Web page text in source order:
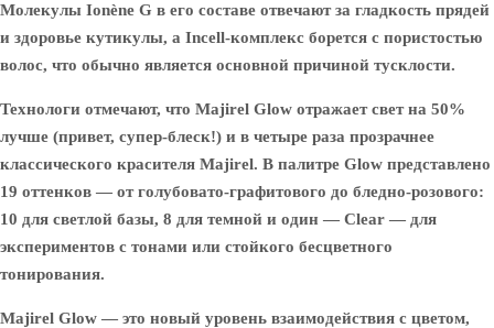
Молекулы Ionène G в его составе отвечают за гладкость прядей
и здоровье кутикулы, а Incell-комплекс борется с пористостью
волос, что обычно является основной причиной тусклости.
Технологи отмечают, что Majirel Glow отражает свет на 50%
лучше (привет, супер-блеск!) и в четыре раза прозрачнее
классического красителя Majirel. В палитре Glow представлено
19 оттенков — от голубовато-графитового до бледно-розового:
10 для светлой базы, 8 для темной и один — Clear — для
экспериментов с тонами или стойкого бесцветного
тонирования.
Majirel Glow — это новый уровень взаимодействия с цветом,